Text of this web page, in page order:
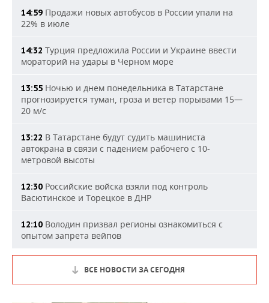
14:59 Продажи новых автобусов в России упали на
22% в июле
14:32 Турция предложила России и Украине ввести
мораторий на удары в Черном море
13:55 Ночью и днем понедельника в Татарстане
прогнозируется туман, гроза и ветер порывами 15—
20 м/с
13:22 В Татарстане будут судить машиниста
автокрана в связи с падением рабочего с 10-
метровой высоты
12:30 Российские войска взяли под контроль
Васютинское и Торецкое в ДНР
12:10 Володин призвал регионы ознакомиться с
опытом запрета вейпов
ВСЕ НОВОСТИ ЗА СЕГОДНЯ